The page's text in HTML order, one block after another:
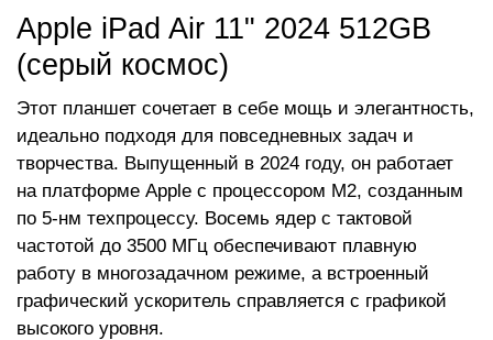
Apple iPad Air 11" 2024 512GB
(серый космос)
Этот планшет сочетает в себе мощь и элегантность,
идеально подходя для повседневных задач и
творчества. Выпущенный в 2024 году, он работает
на платформе Apple с процессором M2, созданным
по 5-нм техпроцессу. Восемь ядер с тактовой
частотой до 3500 МГц обеспечивают плавную
работу в многозадачном режиме, а встроенный
графический ускоритель справляется с графикой
высокого уровня.